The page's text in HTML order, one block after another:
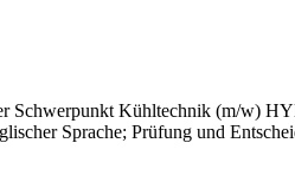
Schwerpunkt Kühltechnik (m/w)
Sprache; Prüfung und